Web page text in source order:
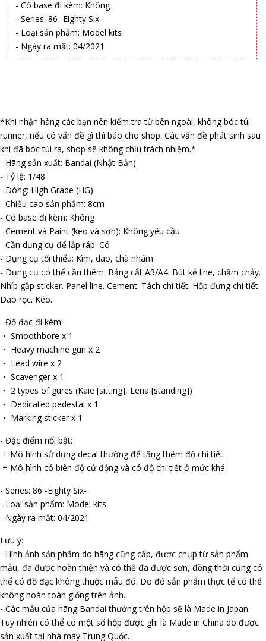
- Có base đi kèm: Không
- Series: 86 -Eighty Six-
- Loại sản phẩm: Model kits
- Ngày ra mắt: 04/2021
*Khi nhận hàng các bạn nên kiểm tra từ bên ngoài, không bóc túi
runner, nếu có vấn đề gì thì báo cho shop. Các vấn đề phát sinh sau
khi đã bóc túi ra, shop sẽ không chịu trách nhiệm.*
- Hãng sản xuất: Bandai (Nhật Bản)
- Tỷ lệ: 1/48
- Dòng: High Grade (HG)
- Chiều cao sản phẩm: 8cm
- Có base đi kèm: Không
- Cement và Paint (keo và sơn): Không yêu cầu
- Cần dụng cụ để lắp ráp: Có
- Dụng cụ tối thiểu: Kìm, dao, chà nhám.
- Dụng cụ có thể cần thêm: Bảng cắt A3/A4. Bút kẻ line, chấm chảy.
Nhíp gắp sticker. Panel line. Cement. Tách chi tiết. Hộp đựng chi tiết.
Dao rọc. Kéo.
- Đồ đạc đi kèm:
・ Smoothbore x 1
・ Heavy machine gun x 2
・ Lead wire x 2
・ Scavenger x 1
・ 2 types of figures (Kaie [sitting], Lena [standing])
・ Dedicated pedestal x 1
・ Marking sticker x 1
- Đặc điểm nổi bật:
+ Mô hình sử dụng decal thường để tăng thêm độ chi tiết.
+ Mô hình có biên độ cử động và có độ chi tiết ở mức khá.
- Series: 86 -Eighty Six-
- Loại sản phẩm: Model kits
- Ngày ra mắt: 04/2021
Lưu ý:
- Hình ảnh sản phẩm do hãng cũng cấp, được chụp từ sản phẩm
mẫu, đã được hoàn thiện và có thể đã được sơn, đồng thời cũng có
thể có đồ đạc không thuộc mẫu đó. Do đó sản phẩm thực tế có thể
không hoàn toàn giống trên ảnh.
- Các mẫu của hãng Bandai thường trên hộp sẽ là Made in Japan.
Tuy nhiên có thể có một số hộp được ghi là Made in China do được
sản xuất tại nhà máy Trung Quốc.